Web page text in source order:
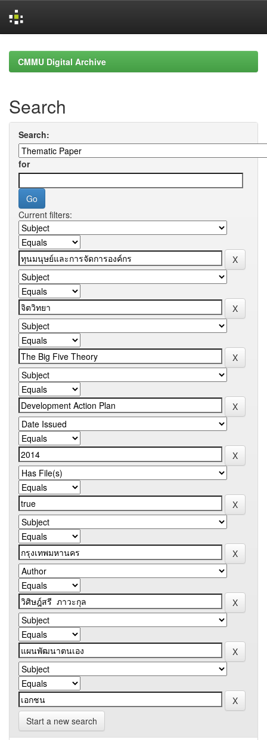
navigationCMMU Digital Archive
Search
Search:
for
Current filters:
Start a new search